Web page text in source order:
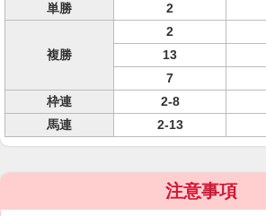
単勝 2
複勝
2
13
7
枠連
2-8
馬連
2-13
注意事項